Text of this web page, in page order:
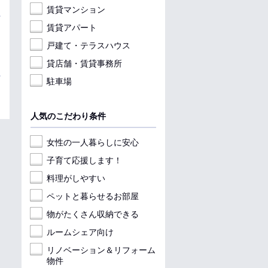
賃貸マンション
賃貸アパート
戸建て・テラスハウス
貸店舗・賃貸事務所
駐車場
人気のこだわり条件
女性の一人暮らしに安心
子育て応援します！
料理がしやすい
ペットと暮らせるお部屋
物がたくさん収納できる
ルームシェア向け
リノベーション＆リフォーム
物件